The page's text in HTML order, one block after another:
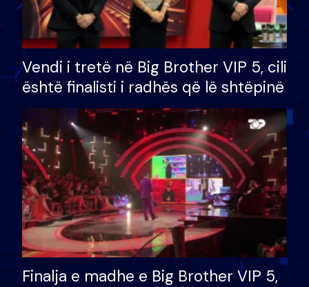
Vendi i tretë në Big Brother VIP 5, cili
është finalisti i radhës që lë shtëpinë
Finalja e madhe e Big Brother VIP 5,